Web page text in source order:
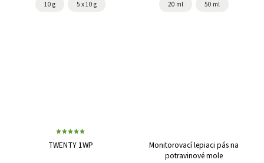
10 g 5 x 10 g 20 ml 50 ml
TWENTY 1WP
Monitorovací lepiaci pás na
potravinové mole